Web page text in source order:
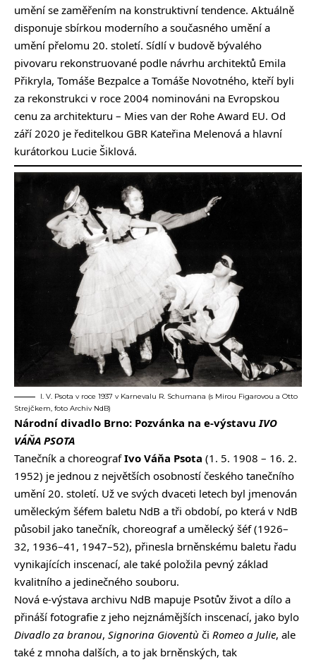
umění se zaměřením na konstruktivní tendence. Aktuálně
disponuje sbírkou moderního a současného umění a
umění přelomu 20. století. Sídlí v budově bývalého
pivovaru rekonstruované podle návrhu architektů Emila
Přikryla, Tomáše Bezpalce a Tomáše Novotného, kteří byli
za rekonstrukci v roce 2004 nominováni na Evropskou
cenu za architekturu – Mies van der Rohe Award EU. Od
září 2020 je ředitelkou GBR Kateřina Melenová a hlavní
kurátorkou Lucie Šiklová.
I. V. Psota v roce 1937 v Karnevalu R. Schumana (s Mirou Figarovou a Otto
Strejčkem, foto Archiv NdB)
Národní divadlo Brno: Pozvánka na e-výstavuIVO
VÁŇA PSOTA
Tanečník a choreografIvo Váňa Psota (1. 5. 1908 – 16. 2.
1952) je jednou z největších osobností českého tanečního
umění 20. století. Už ve svých dvaceti letech byl jmenován
uměleckým šéfem baletu NdB a tři období, po která v NdB
působil jako tanečník, choreograf a umělecký šéf (1926–
32, 1936–41, 1947–52), přinesla brněnskému baletu řadu
vynikajících inscenací, ale také položila pevný základ
kvalitního a jedinečného souboru.
Nová e-výstava archivu NdB mapuje Psotův život a dílo a
přináší fotografie z jeho nejznámějších inscenací, jako bylo
Divadlo za branou, Signorina Gioventù či Romeo a Julie, ale
také z mnoha dalších, a to jak brněnských, tak